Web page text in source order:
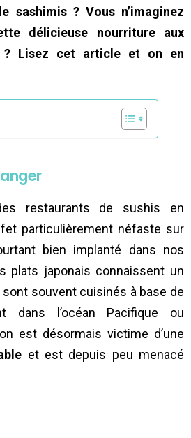
sashimis ? Vous n’imaginez
délicieuse nourriture aux
? Lisez cet article et on en
restaurants de sushis en
particulièrement néfaste sur
bien implanté dans nos
plats japonais connaissent un
souvent cuisinés à base de
dans l’océan Pacifique ou
est désormais victime d’une
et est depuis peu menacé